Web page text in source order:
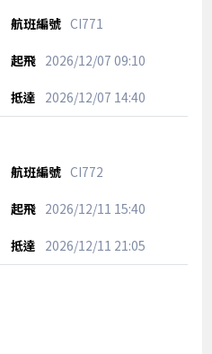
CI771
2026/12/07 09:10
2026/12/07 14:40
CI772
2026/12/11 15:40
2026/12/11 21:05